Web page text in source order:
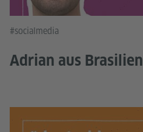
#socialmedia
Adrian aus Brasilien